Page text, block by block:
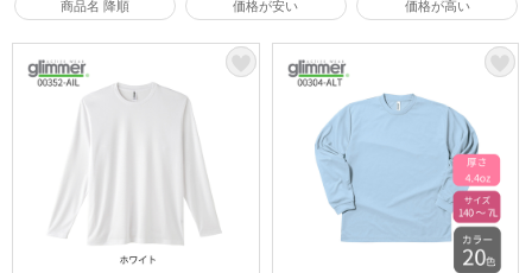
商品名 降順 価格が安い 価格が高い